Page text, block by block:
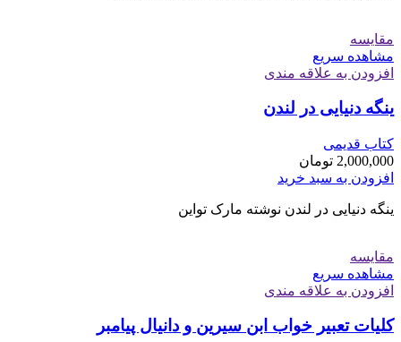
مقایسه
مشاهده سریع
افزودن به علاقه مندی
ینگه دنیایی در لندن
کتاب قدیمی
2,000,000 تومان
افزودن به سبد خرید
ینگه دنیایی در لندن نوشته مارک تواین
مقایسه
مشاهده سریع
افزودن به علاقه مندی
کلیات تعبیر خواب ابن سیرین و دانیال پیامبر